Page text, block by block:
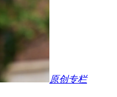
原创专栏